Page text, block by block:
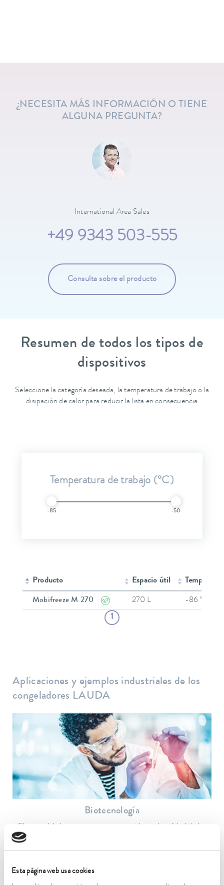
Esta página web usa cookies
¿NECESITA MÁS INFORMACIÓN O TIENE
ALGUNA PREGUNTA?
International Area Sales
+49 9343 503-555
Consulta sobre el producto
Resumen de todos los tipos de
dispositivos
Seleccione la categoría deseada, la temperatura de trabajo o la
disipación de calor para reducir la lista en consecuencia
Temperatura de trabajo (°C)
-85 -50
Producto Espacio útil Temp. de
Mobifreeze M 270 270 L -86 °C
1
Aplicaciones y ejemplos industriales de los
congeladores LAUDA
Biotecnología
El control de la temperatura es esencial para la calidad de los